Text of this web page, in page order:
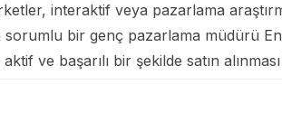
interaktif veya pazarlama
sorumlu bir genç pazarlama müdürü
ve başarılı bir şekilde satın